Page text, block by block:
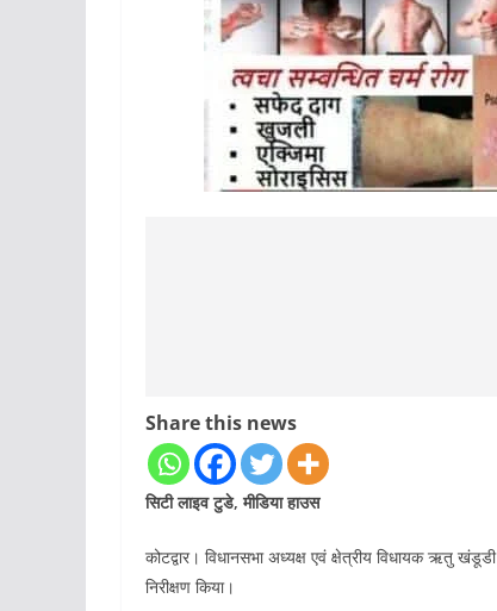
Share this news
सिटी लाइव टुडे, मीडिया हाउस
कोटद्वार। विधानसभा अध्यक्ष एवं क्षेत्रीय विधायक ऋतु
निरीक्षण किया।